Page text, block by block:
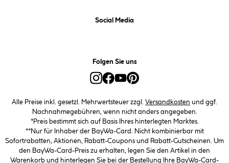
Social Media
Folgen Sie uns
Alle Preise inkl. gesetzl. Mehrwertsteuer zzgl. Versandkosten und ggf.
Nachnahmegebühren, wenn nicht anders angegeben.
*Preis bestimmt sich auf Basis Ihres hinterlegten Marktes.
**Nur für Inhaber der BayWa-Card. Nicht kombinierbar mit
Sofortrabatten, Aktionen, Rabatt-Coupons und Rabatt-Gutscheinen. Um
den BayWa-Card-Preis zu erhalten, legen Sie den Artikel in den
Warenkorb und hinterlegen Sie bei der Bestellung Ihre BayWa-Card-